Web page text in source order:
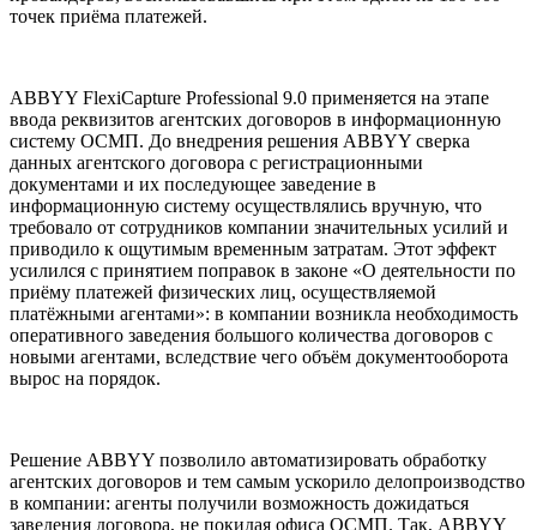
точек приёма платежей.
ABBYY FlexiCapture Professional 9.0 применяется на этапе
ввода реквизитов агентских договоров в информационную
систему ОСМП. До внедрения решения ABBYY сверка
данных агентского договора с регистрационными
документами и их последующее заведение в
информационную систему осуществлялись вручную, что
требовало от сотрудников компании значительных усилий и
приводило к ощутимым временным затратам. Этот эффект
усилился с принятием поправок в законе «О деятельности по
приёму платежей физических лиц, осуществляемой
платёжными агентами»: в компании возникла необходимость
оперативного заведения большого количества договоров с
новыми агентами, вследствие чего объём документооборота
вырос на порядок.
Решение ABBYY позволило автоматизировать обработку
агентских договоров и тем самым ускорило делопроизводство
в компании: агенты получили возможность дожидаться
заведения договора, не покидая офиса ОСМП. Так, ABBYY